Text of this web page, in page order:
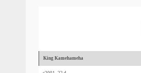
King Kamehameha